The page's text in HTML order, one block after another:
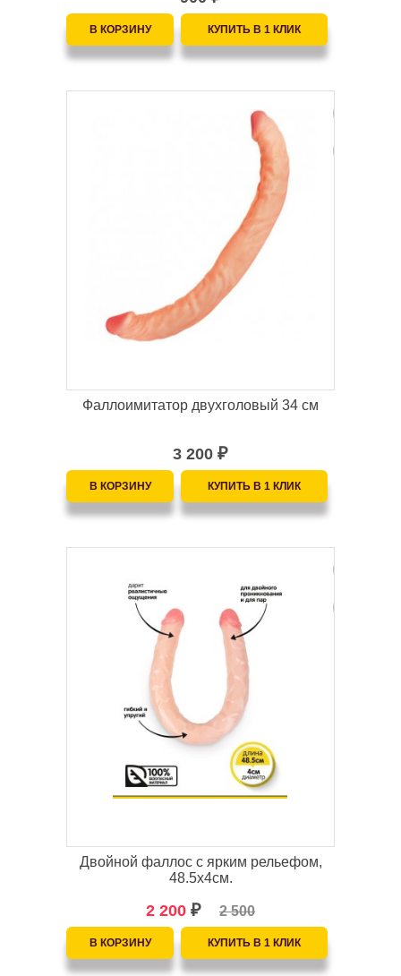
Фаллоимитатор двухголовый 34 см
3 200 ₽
Двойной фаллос с ярким рельефом,
48.5х4см.
2 200 ₽ 2 500